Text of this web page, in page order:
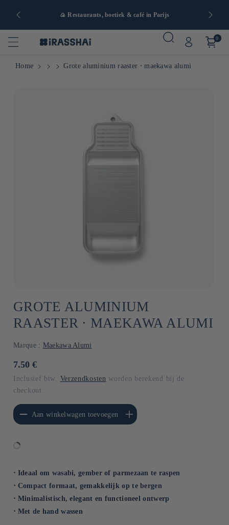
🍙 Restaurants, boetiek & café in Parijs
0
Home Grote aluminium raaster ⋅ maekawa alumi
GROTE ALUMINIUM
RAASTER ⋅ MAEKAWA ALUMI
Marque : Maekawa Alumi
Normale
7.50 €
Inclusief btw. Verzendkosten worden berekend bij de
checkout.
voor Default
Title
Aan winkelwagen toevoegen
Aantal verhogen voor Default
Title
⋅ Ideaal om wasabi, gember of parmezaan te raspen
⋅ Compact formaat, gemakkelijk op te bergen
⋅ Minimalistisch, elegant en functioneel ontwerp
⋅ Met de hand wassen